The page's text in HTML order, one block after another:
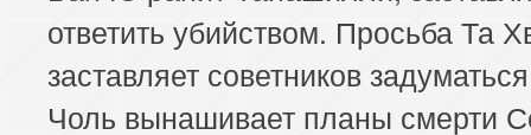
ответить убийством. Просьба Та
заставляет советников
Чоль вынашивает планы смерти